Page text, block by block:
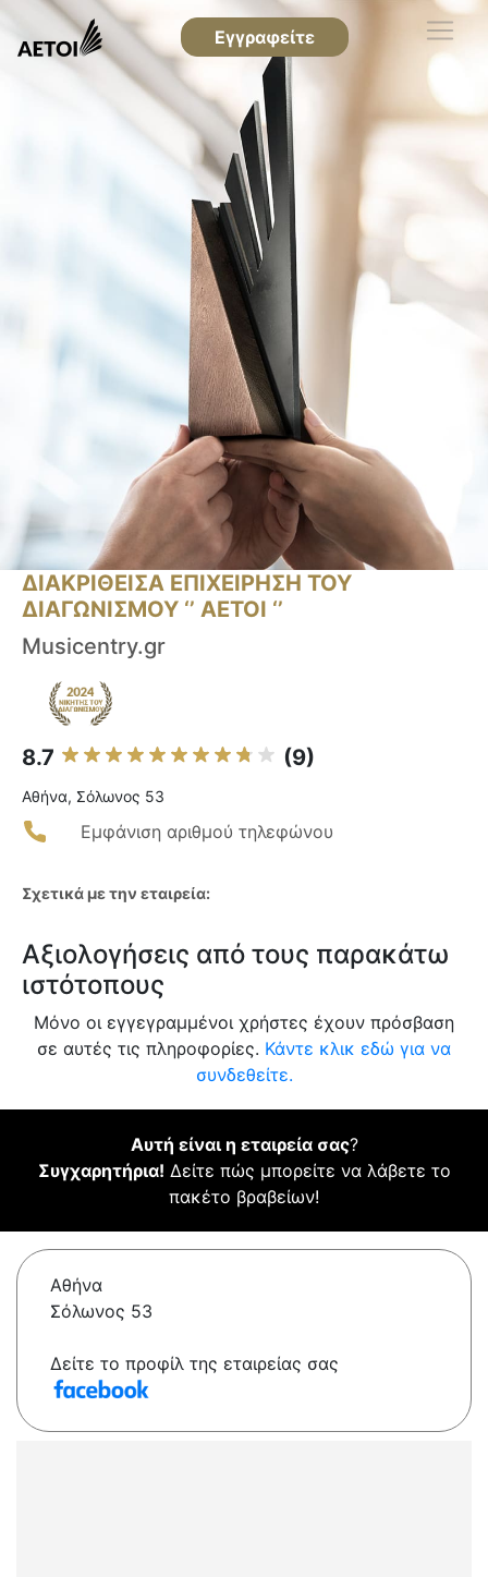
Εγγραφείτε
ΔΙΑΚΡΙΘΕΙΣΑ ΕΠΙΧΕΙΡΗΣΗ ΤΟΥ
ΔΙΑΓΩΝΙΣΜΟΥ ‘’ ΑΕΤΟΙ ‘’
Musicentry.gr
8.7 (9)
Αθήνα, Σόλωνος 53
Εμφάνιση αριθμού τηλεφώνου
Σχετικά με την εταιρεία:
Αξιολογήσεις από τους παρακάτω
ιστότοπους
Μόνο οι εγγεγραμμένοι χρήστες έχουν πρόσβαση
σε αυτές τις πληροφορίες. Κάντε κλικ εδώ για να
συνδεθείτε.
Αυτή είναι η εταιρεία σας?
Συγχαρητήρια! Δείτε πώς μπορείτε να λάβετε το
πακέτο βραβείων!
Αθήνα
Σόλωνος 53
Δείτε το προφίλ της εταιρείας σας